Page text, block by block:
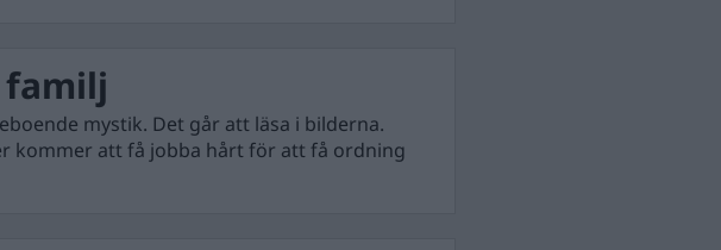
familj
mystik. Det går att läsa i bilderna.
kommer att få jobba hårt för att få ordning